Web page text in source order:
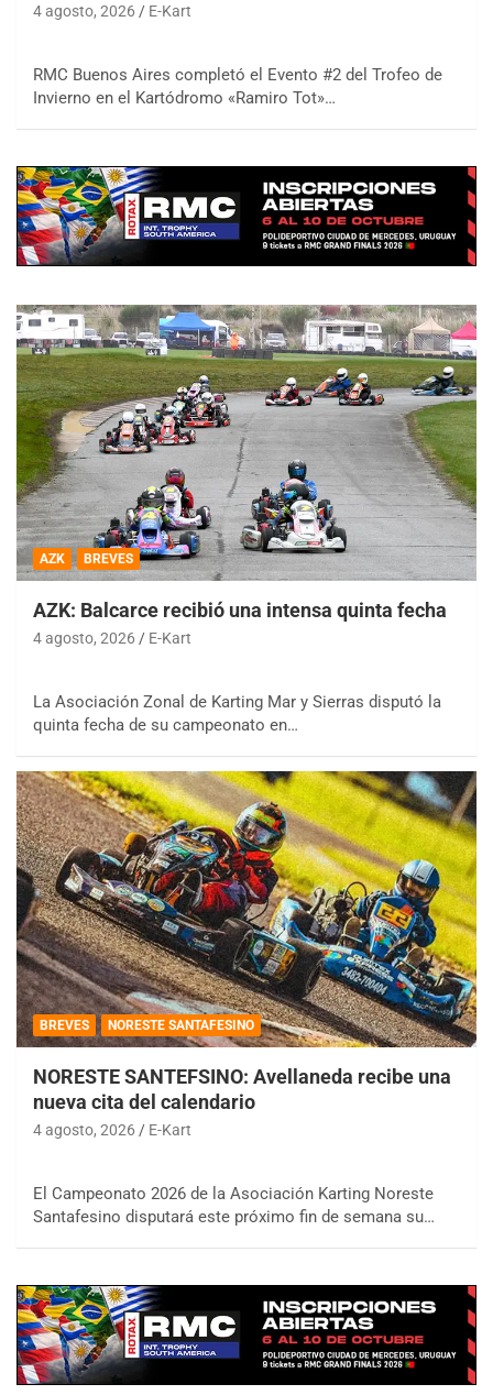
4 agosto, 2026 E-Kart
RMC Buenos Aires completó el Evento #2 del Trofeo de
Invierno en el Kartódromo «Ramiro Tot»…
AZK BREVES
AZK: Balcarce recibió una intensa quinta fecha
4 agosto, 2026 E-Kart
La Asociación Zonal de Karting Mar y Sierras disputó la
quinta fecha de su campeonato en…
BREVES NORESTE SANTAFESINO
NORESTE SANTEFSINO: Avellaneda recibe una
nueva cita del calendario
4 agosto, 2026 E-Kart
El Campeonato 2026 de la Asociación Karting Noreste
Santafesino disputará este próximo fin de semana su…
COBERTURA ESPECIAL DE E-KART.COM.AR
08/09-AGO
Baradero (Buenos Aires)
KDO - F6
Ciudad de Trenque Lauquen (Asfalto)
Trenque Lauquen (Buenos Aires)